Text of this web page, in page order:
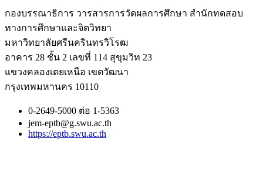
กองบรรณาธิการ วารสารการวัดผลการศึกษา สำนักทดสอบ
ทางการศึกษาและจิตวิทยา
มหาวิทยาลัยศรีนครินทรวิโรฒ
อาคาร 28 ชั้น 2 เลขที่ 114 สุขุมวิท 23
แขวงคลองเตยเหนือ เขตวัฒนา
กรุงเทพมหานคร 10110
0-2649-5000 ต่อ 1-5363
jem-eptb@g.swu.ac.th
https://eptb.swu.ac.th